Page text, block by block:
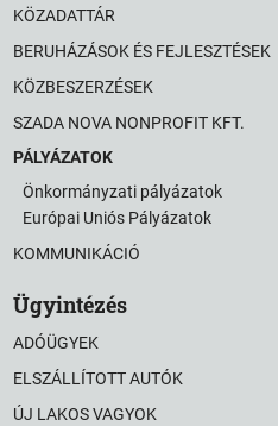
KÖZADATTÁR
BERUHÁZÁSOK ÉS FEJLESZTÉSEK
KÖZBESZERZÉSEK
SZADA NOVA NONPROFIT KFT.
PÁLYÁZATOK
Önkormányzati pályázatok
Európai Uniós Pályázatok
KOMMUNIKÁCIÓ
Ügyintézés
ADÓÜGYEK
ELSZÁLLÍTOTT AUTÓK
ÚJ LAKOS VAGYOK